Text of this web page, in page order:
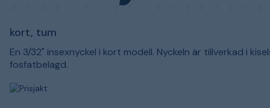
kort, tum
En 3/32" insexnyckel i kort modell. Nyckeln är tillverkad i
fosfatbelagd.